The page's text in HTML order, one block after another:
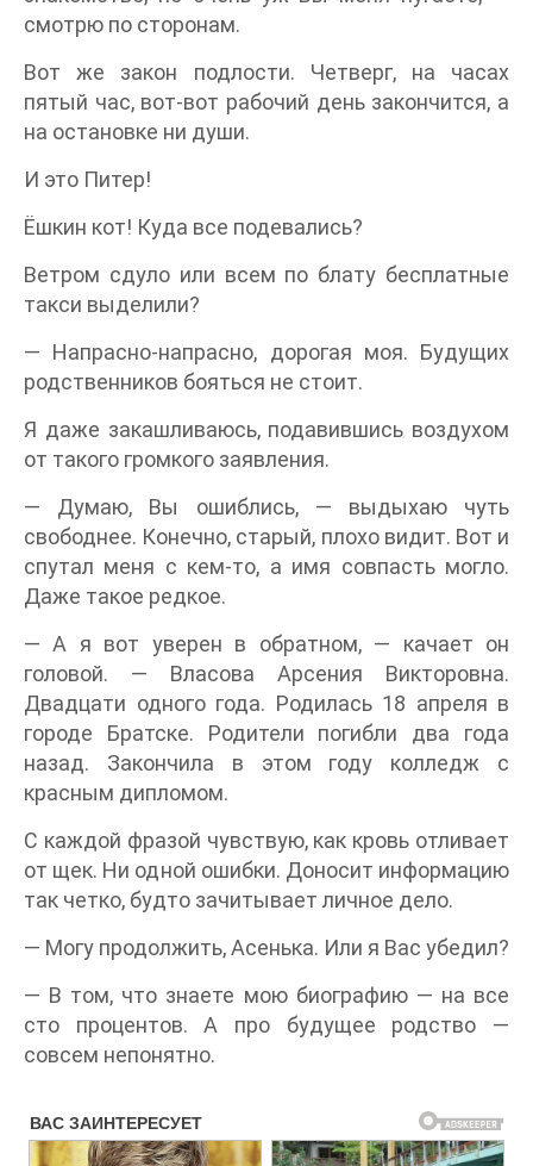
смотрю по сторонам.
Вот же закон подлости. Четверг, на часах
пятый час, вот-вот рабочий день закончится, а
на остановке ни души.
И это Питер!
Ёшкин кот! Куда все подевались?
Ветром сдуло или всем по блату бесплатные
такси выделили?
— Напрасно-напрасно, дорогая моя. Будущих
родственников бояться не стоит.
Я даже закашливаюсь, подавившись воздухом
от такого громкого заявления.
— Думаю, Вы ошиблись, — выдыхаю чуть
свободнее. Конечно, старый, плохо видит. Вот и
спутал меня с кем-то, а имя совпасть могло.
Даже такое редкое.
— А я вот уверен в обратном, — качает он
головой. — Власова Арсения Викторовна.
Двадцати одного года. Родилась 18 апреля в
городе Братске. Родители погибли два года
назад. Закончила в этом году колледж с
красным дипломом.
С каждой фразой чувствую, как кровь отливает
от щек. Ни одной ошибки. Доносит информацию
так четко, будто зачитывает личное дело.
— Могу продолжить, Асенька. Или я Вас убедил?
— В том, что знаете мою биографию — на все
сто процентов. А про будущее родство —
совсем непонятно.